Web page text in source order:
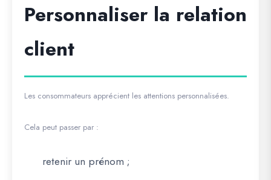
Personnaliser la relation
client
Les consommateurs apprécient les attentions personnalisées.
Cela peut passer par :
retenir un prénom ;